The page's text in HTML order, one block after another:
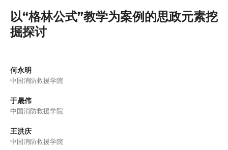
以“格林公式”教学为案例的思政元素挖
掘探讨
何永明
中国消防救援学院
于晟伟
中国消防救援学院
王洪庆
中国消防救援学院